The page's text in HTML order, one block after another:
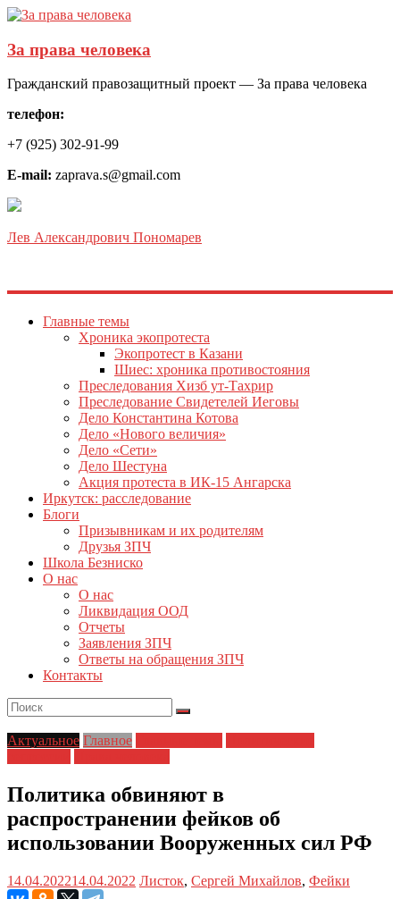
За права человека
Гражданский правозащитный проект — За права человека
телефон:
+7 (925) 302-91-99
E-mail: zaprava.s@gmail.com
Лев Александрович Пономарев
Главные темы
Хроника экопротеста
Экопротест в Казани
Шиес: хроника противостояния
Преследования Хизб ут-Тахрир
Преследование Свидетелей Иеговы
Дело Константина Котова
Дело «Нового величия»
Дело «Сети»
Дело Шестуна
Акция протеста в ИК-15 Ангарска
Иркутск: расследование
Блоги
Призывникам и их родителям
Друзья ЗПЧ
Школа Безниско
О нас
О нас
Ликвидация ООД
Отчеты
Заявления ЗПЧ
Ответы на обращения ЗПЧ
Контакты
Актуальное Главное
Политика обвиняют в
распространении фейков об
использовании Вооруженных сил РФ
14.04.202214.04.2022 Листок, Сергей Михайлов, Фейки